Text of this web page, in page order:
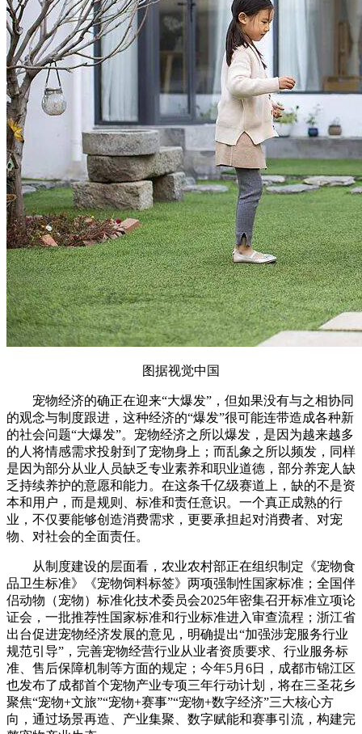
图据视觉中国
宠物经济的确正在迎来“大爆发”，但如果没有与之相协同
的观念与制度跟进，这种经济的“爆发”很可能连带造成各种新
的社会问题“大爆发”。宠物经济之所以爆发，是因为越来越多
的人将情感需求投射到了宠物身上；而乱象之所以频发，同样
是因为部分从业人员缺乏专业素养和职业道德，部分养宠人缺
乏持续养护的意愿和能力。在这条千亿级赛道上，缺的不是资
本和用户，而是规则、标准和责任意识。一个真正成熟的行
业，不仅要能够创造消费需求，更要承担起对消费者、对宠
物、对社会的全面责任。
从制度建设的层面看，农业农村部正在组织制定《宠物食
品卫生标准》《宠物饲料标签》两项强制性国家标准；全国伴
侣动物（宠物）标准化技术委员会2025年密集召开标准立项论
证会，一批推荐性国家标准和行业标准进入审查流程；浙江省
出台促进宠物经济发展的意见，明确提出“加强涉宠服务行业
规范引导”，完善宠物经营行业从业者资质要求、行业服务标
准、售后保障机制等方面的规定；今年5月6日，成都市锦江区
也发布了成都首个宠物产业专项三年行动计划，将在三圣花乡
聚焦“宠物+文旅”“宠物+赛事”“宠物+数字经济”三大核心方
向，通过场景再造、产业集聚、数字赋能和赛事引流，构建完